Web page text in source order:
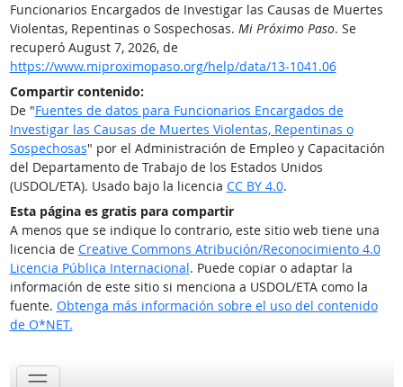
Funcionarios Encargados de Investigar las Causas de Muertes
Violentas, Repentinas o Sospechosas. Mi Próximo Paso. Se
recuperó August 7, 2026, de
https://www.miproximopaso.org/help/data/13-1041.06
Compartir contenido:
De "Fuentes de datos para Funcionarios Encargados de
Investigar las Causas de Muertes Violentas, Repentinas o
Sospechosas" por el Administración de Empleo y Capacitación
del Departamento de Trabajo de los Estados Unidos
(USDOL/ETA). Usado bajo la licencia CC BY 4.0.
Esta página es gratis para compartir
A menos que se indique lo contrario, este sitio web tiene una
licencia de Creative Commons Atribución/Reconocimiento 4.0
Licencia Pública Internacional. Puede copiar o adaptar la
información de este sitio si menciona a USDOL/ETA como la
fuente. Obtenga más información sobre el uso del contenido
de O*NET.